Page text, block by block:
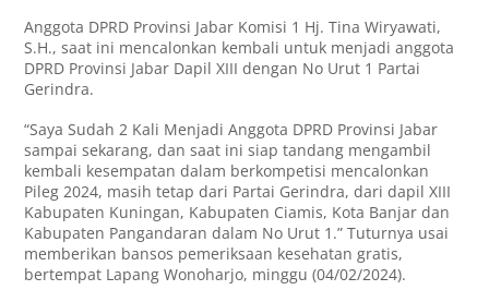
Anggota DPRD Provinsi Jabar Komisi 1 Hj. Tina Wiryawati,
S.H., saat ini mencalonkan kembali untuk menjadi anggota
DPRD Provinsi Jabar Dapil XIII dengan No Urut 1 Partai
Gerindra.
“Saya Sudah 2 Kali Menjadi Anggota DPRD Provinsi Jabar
sampai sekarang, dan saat ini siap tandang mengambil
kembali kesempatan dalam berkompetisi mencalonkan
Pileg 2024, masih tetap dari Partai Gerindra, dari dapil XIII
Kabupaten Kuningan, Kabupaten Ciamis, Kota Banjar dan
Kabupaten Pangandaran dalam No Urut 1.” Tuturnya usai
memberikan bansos pemeriksaan kesehatan gratis,
bertempat Lapang Wonoharjo, minggu (04/02/2024).